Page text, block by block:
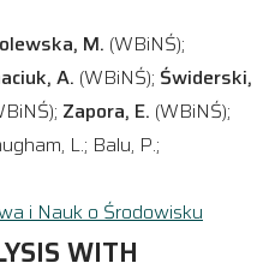
M. (WBiNŚ);
A. (WBiNŚ); Świderski,
Zapora, E. (WBiNŚ);
L.; Balu, P.;
i Nauk o Środowisku
WITH